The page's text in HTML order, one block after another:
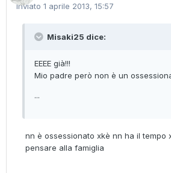
Inviato 1 aprile 2013, 15:57
Misaki25 dice:
EEEE già!!!
Mio padre però non è un
...
nn è ossessionato xkè nn ha il tempo
pensare alla famiglia